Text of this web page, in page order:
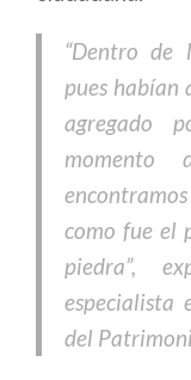
“Dentro de
pues habían
agregado
momento
como fue el
piedra”,
especialista
del